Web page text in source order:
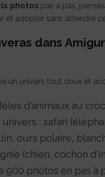
photos pas à pas,
et adopter sans attendre
dans
un univers tout doux et
d’animaux au
univers : safari
ours polaire,
(chien, cochon
900 photos en pas à